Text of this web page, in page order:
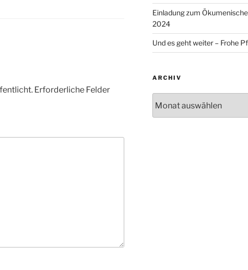
Erforderliche Felder
Einladung zum
2024
Und es geht weiter – Frohe
ARCHIV